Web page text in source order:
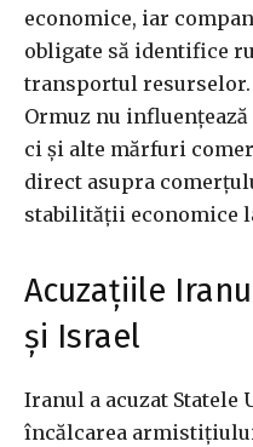
economice, iar
obligate să identifice
transportul
Ormuz nu
ci și alte mărfuri
direct asupra
stabilității economice
Acuzațiile
și Israel
Iranul a acuzat Statele
încălcarea